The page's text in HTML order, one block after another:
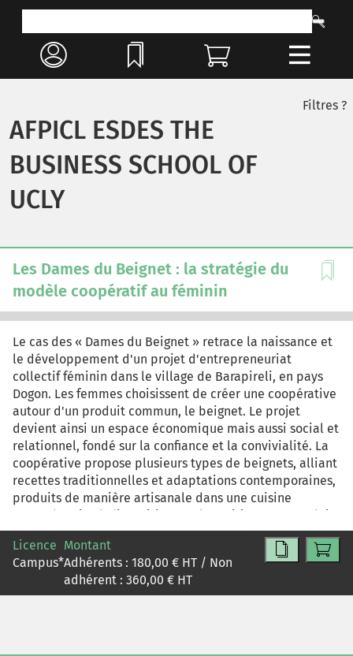
AFPICL ESDES THE
BUSINESS SCHOOL OF
UCLY
Filtres ?
Les Dames du Beignet : la stratégie du
modèle coopératif au féminin
Le cas des « Dames du Beignet » retrace la naissance et
le développement d'un projet d'entrepreneuriat
collectif féminin dans le village de Barapireli, en pays
Dogon. Les femmes choisissent de créer une coopérative
autour d'un produit commun, le beignet. Le projet
devient ainsi un espace économique mais aussi social et
relationnel, fondé sur la confiance et la convivialité. La
coopérative propose plusieurs types de beignets, alliant
recettes traditionnelles et adaptations contemporaines,
produits de manière artisanale dans une cuisine
partagée mise à disposition par la mairie. Leur stratégie
privilégie une croissance progressive, un fort ancrage
territorial et une différenciation par le sens, où l'acte
d'achat soutient un projet féminin, solidaire et local. Ce
cas propose aux étudiants de comprendre la position
Licence
Campus*
Montant
Adhérents : 180,00 € HT / Non
adhérent : 360,00 € HT